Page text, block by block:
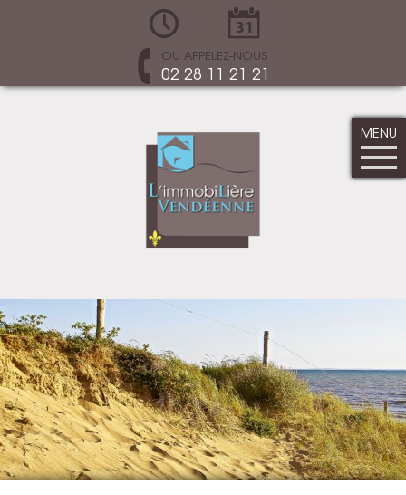
OU APPELEZ-NOUS
02 28 11 21 21
MENU